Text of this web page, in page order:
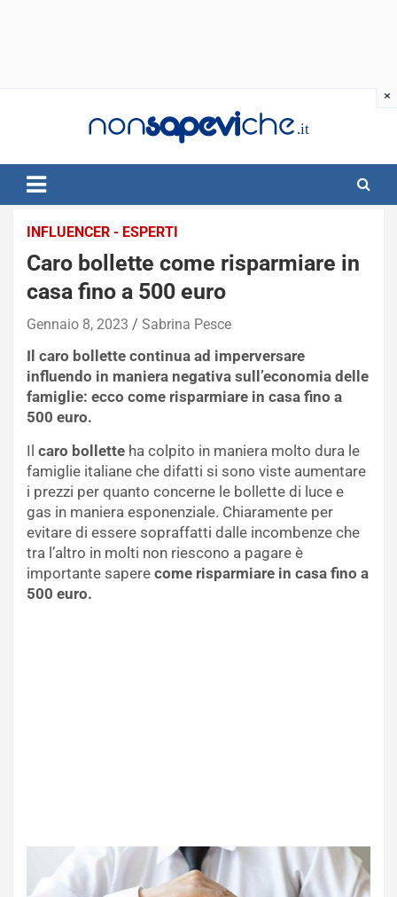
INFLUENCER - ESPERTI
Caro bollette come risparmiare in
casa fino a 500 euro
Gennaio 8, 2023 Sabrina Pesce
Il caro bollette continua ad imperversare
influendo in maniera negativa sull’economia delle
famiglie: ecco come risparmiare in casa fino a
500 euro.
Il caro bollette ha colpito in maniera molto dura le
famiglie italiane che difatti si sono viste aumentare
i prezzi per quanto concerne le bollette di luce e
gas in maniera esponenziale. Chiaramente per
evitare di essere sopraffatti dalle incombenze che
tra l’altro in molti non riescono a pagare è
importante sapere come risparmiare in casa fino a
500 euro.